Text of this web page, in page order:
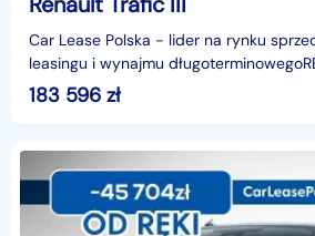
Car Lease Polska - lider na rynku
leasingu i wynajmu
Grand EQUILIBRE Blue dCi 170
183 596 zł